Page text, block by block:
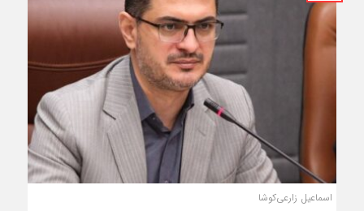
اسماعیل زارعی‌کوشا